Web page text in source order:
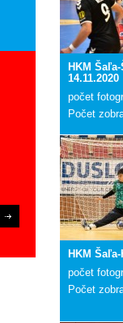
HKM
14.11.2020
počet
Počet
HKM
počet
Počet